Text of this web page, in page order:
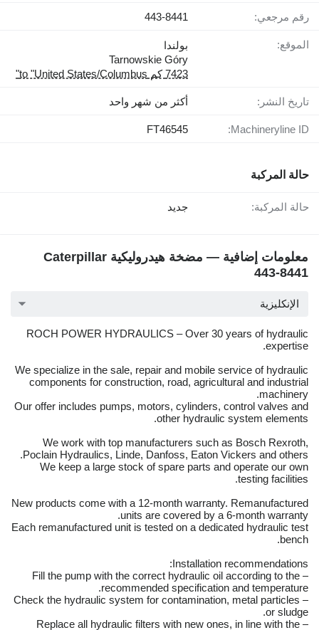
رقم مرجعي: 443-8441
الموقع:
بولندا
Tarnowskie Góry
7423 كم to "United States/Columbus"
تاريخ النشر: أكثر من شهر واحد
Machineryline ID:
FT46545
حالة المركبة
حالة المركبة: جديد
معلومات إضافية — مضخة هيدروليكية Caterpillar
443-8441
الإنكليزية
ROCH POWER HYDRAULICS – Over 30 years of hydraulic
expertise.
We specialize in the sale, repair and mobile service of hydraulic
components for construction, road, agricultural and industrial
machinery.
Our offer includes pumps, motors, cylinders, control valves and
other hydraulic system elements.
We work with top manufacturers such as Bosch Rexroth,
Poclain Hydraulics, Linde, Danfoss, Eaton Vickers and others.
We keep a large stock of spare parts and operate our own
testing facilities.
New products come with a 12-month warranty. Remanufactured
units are covered by a 6-month warranty.
Each remanufactured unit is tested on a dedicated hydraulic test
bench.
Installation recommendations:
– Fill the pump with the correct hydraulic oil according to the
recommended specification and temperature.
– Check the hydraulic system for contamination, metal particles
or sludge.
– Replace all hydraulic filters with new ones, in line with the